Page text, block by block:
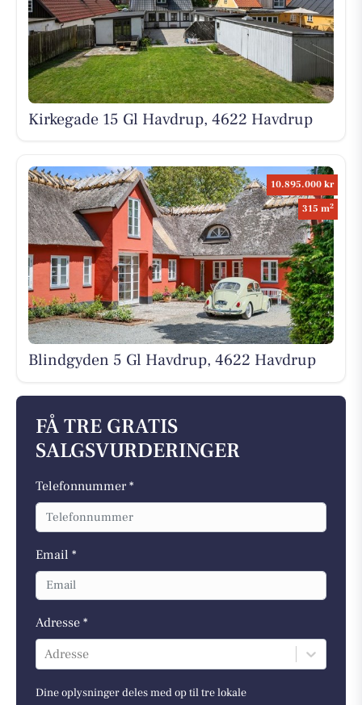
Kirkegade 15 Gl Havdrup, 4622 Havdrup
10.895.000 kr
315 m2
Blindgyden 5 Gl Havdrup, 4622 Havdrup
FÅ TRE GRATIS
SALGSVURDERINGER
Telefonnummer *
Email *
Adresse *
Adresse
Dine oplysninger deles med op til tre lokale